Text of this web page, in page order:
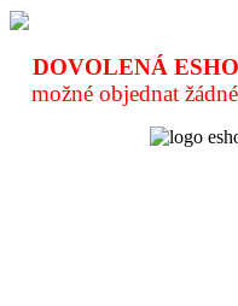
DOVOLENÁ
možné objednat